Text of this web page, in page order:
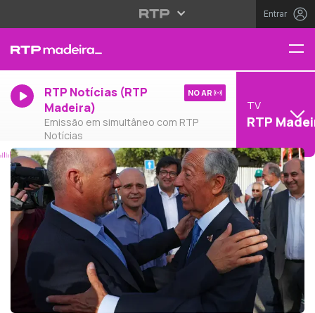
Entrar
RTP Notícias (RTP
Madeira)
Emissão em simultâneo com RTP
Notícias
NO AR
TV
RTP